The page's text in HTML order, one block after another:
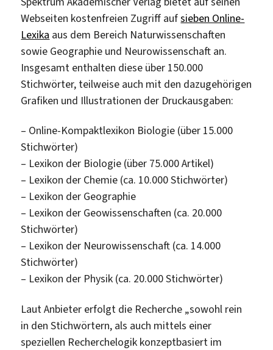
Webseiten kostenfreien Zugriff aufsieben Online-
Lexika aus dem Bereich Naturwissenschaften
sowie Geographie und Neurowissenschaft an.
Insgesamt enthalten diese über 150.000
Stichwörter, teilweise auch mit den dazugehörigen
Grafiken und Illustrationen der Druckausgaben:
– Online-Kompaktlexikon Biologie (über 15.000
Stichwörter)
– Lexikon der Biologie (über 75.000 Artikel)
– Lexikon der Chemie (ca. 10.000 Stichwörter)
– Lexikon der Geographie
– Lexikon der Geowissenschaften (ca. 20.000
Stichwörter)
– Lexikon der Neurowissenschaft (ca. 14.000
Stichwörter)
– Lexikon der Physik (ca. 20.000 Stichwörter)
Laut Anbieter erfolgt die Recherche „sowohl rein
in den Stichwörtern, als auch mittels einer
speziellen Recherchelogik konzeptbasiert im